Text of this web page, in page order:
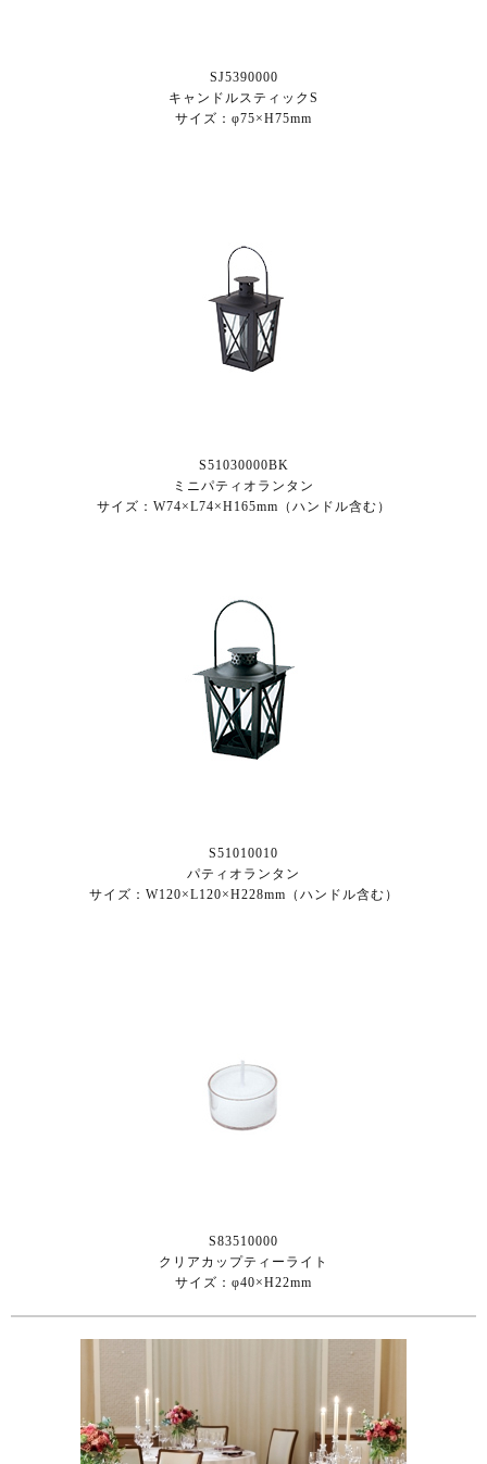
SJ5390000
キャンドルスティックS
サイズ：φ75×H75mm
S51030000BK
ミニパティオランタン
サイズ：W74×L74×H165mm（ハンドル含む）
S51010010
パティオランタン
サイズ：W120×L120×H228mm（ハンドル含む）
S83510000
クリアカップティーライト
サイズ：φ40×H22mm